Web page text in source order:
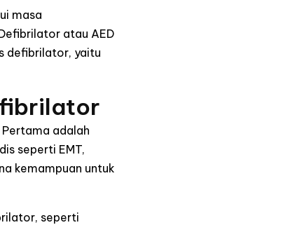
masa
atau AED
defibrilator, yaitu
adalah
seperti EMT,
kemampuan untuk
seperti